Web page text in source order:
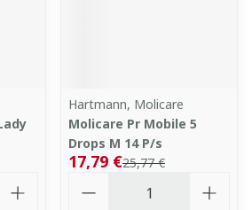
Hartmann, Molicare
Molicare Pr Mobile 5
Drops M 14 P/s
25,77 €
17,79 €